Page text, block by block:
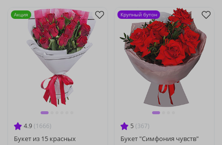
4.9 (1666)
Букет из 15 красных
Акция
5 (367)
Букет "Симфония чувств"
Крупный бутон